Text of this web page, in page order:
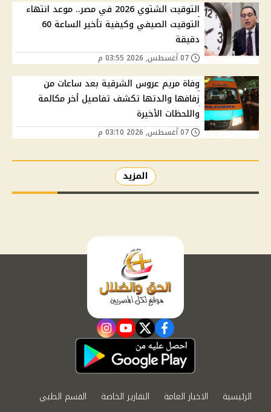
التوقيت الشتوي 2026 في مصر.. موعد انتهاء
التوقيت الصيفي وكيفية تأخير الساعة 60
دقيقة
وفاة مريم عروس الشرقية بعد ساعات من
زفافها والدتها تكشف تفاصيل أخر مكالمة
واللحظات الأخيرة
المزيد
facebook
twitter
youtube
instagram
الرئيسية الاخبار العامة التقارير الخاصة
القسم الطبي